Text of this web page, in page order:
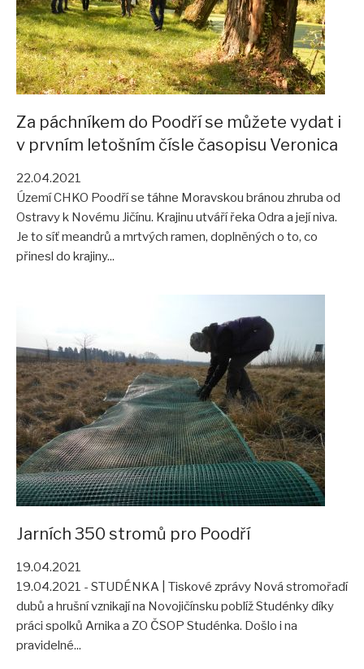
Za páchníkem do Poodří se můžete vydat i
v prvním letošním čísle časopisu Veronica
22.04.2021
Území CHKO Poodří se táhne Moravskou bránou zhruba od
Ostravy k Novému Jičínu. Krajinu utváří řeka Odra a její niva.
Je to síť meandrů a mrtvých ramen, doplněných o to, co
přinesl do krajiny...
Jarních 350 stromů pro Poodří
19.04.2021
19.04.2021 - STUDÉNKA | Tiskové zprávy Nová stromořadí
dubů a hrušní vznikají na Novojičínsku poblíž Studénky díky
práci spolků Arnika a ZO ČSOP Studénka. Došlo i na
pravidelné...